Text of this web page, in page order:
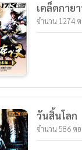
ก็มาถึงจุดเปลี่
เคล็ดกาย
จำนวน 1274
วันสิ้นโลก
จำนวน 586 ต